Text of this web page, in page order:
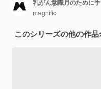
乳がん意識月のために
magnific
このシリーズの他の作品